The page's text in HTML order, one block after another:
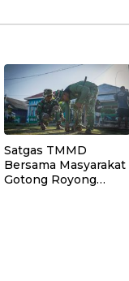
Satgas TMMD
Bersama Masyarakat
Gotong Royong